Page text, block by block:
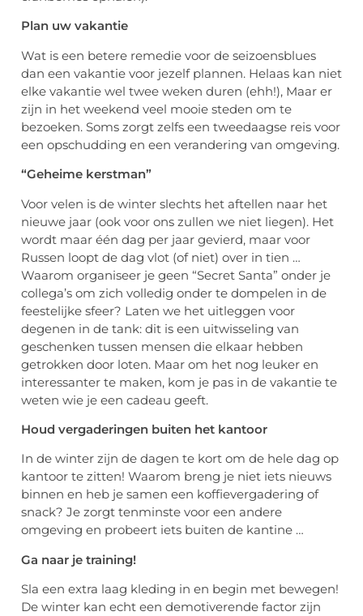
Plan uw vakantie
Wat is een betere remedie voor de seizoensblues
dan een vakantie voor jezelf plannen. Helaas kan niet
elke vakantie wel twee weken duren (ehh!), Maar er
zijn in het weekend veel mooie steden om te
bezoeken. Soms zorgt zelfs een tweedaagse reis voor
een opschudding en een verandering van omgeving.
“Geheime kerstman”
Voor velen is de winter slechts het aftellen naar het
nieuwe jaar (ook voor ons zullen we niet liegen). Het
wordt maar één dag per jaar gevierd, maar voor
Russen loopt de dag vlot (of niet) over in tien …
Waarom organiseer je geen “Secret Santa” onder je
collega’s om zich volledig onder te dompelen in de
feestelijke sfeer? Laten we het uitleggen voor
degenen in de tank: dit is een uitwisseling van
geschenken tussen mensen die elkaar hebben
getrokken door loten. Maar om het nog leuker en
interessanter te maken, kom je pas in de vakantie te
weten wie je een cadeau geeft.
Houd vergaderingen buiten het kantoor
In de winter zijn de dagen te kort om de hele dag op
kantoor te zitten! Waarom breng je niet iets nieuws
binnen en heb je samen een koffievergadering of
snack? Je zorgt tenminste voor een andere
omgeving en probeert iets buiten de kantine …
Ga naar je training!
Sla een extra laag kleding in en begin met bewegen!
De winter kan echt een demotiverende factor zijn